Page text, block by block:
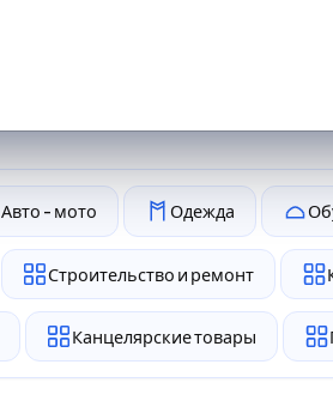
Авто - мото Одежда
Строительство и ремонт
Канцелярские товары